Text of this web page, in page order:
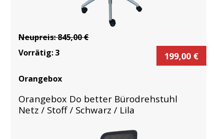
Neupreis:845,00€
Vorrätig:3 199,00 €
Orangebox
Orangebox Do better Bürodrehstuhl
Netz / Stoff / Schwarz / Lila